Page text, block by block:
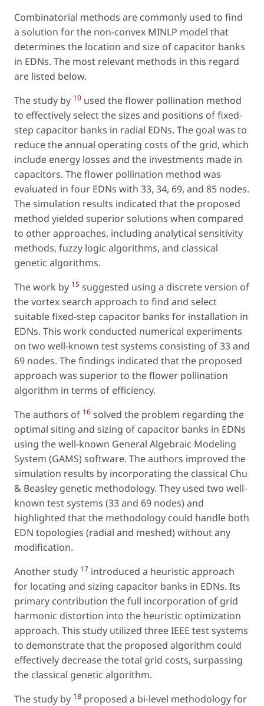
Combinatorial methods are commonly used to find
a solution for the non-convex MINLP model that
determines the location and size of capacitor banks
in EDNs. The most relevant methods in this regard
are listed below.
The study by 10 used the flower pollination method
to effectively select the sizes and positions of fixed-
step capacitor banks in radial EDNs. The goal was to
reduce the annual operating costs of the grid, which
include energy losses and the investments made in
capacitors. The flower pollination method was
evaluated in four EDNs with 33, 34, 69, and 85 nodes.
The simulation results indicated that the proposed
method yielded superior solutions when compared
to other approaches, including analytical sensitivity
methods, fuzzy logic algorithms, and classical
genetic algorithms.
The work by 15 suggested using a discrete version of
the vortex search approach to find and select
suitable fixed-step capacitor banks for installation in
EDNs. This work conducted numerical experiments
on two well-known test systems consisting of 33 and
69 nodes. The findings indicated that the proposed
approach was superior to the flower pollination
algorithm in terms of efficiency.
The authors of 16 solved the problem regarding the
optimal siting and sizing of capacitor banks in EDNs
using the well-known General Algebraic Modeling
System (GAMS) software. The authors improved the
simulation results by incorporating the classical Chu
& Beasley genetic methodology. They used two well-
known test systems (33 and 69 nodes) and
highlighted that the methodology could handle both
EDN topologies (radial and meshed) without any
modification.
Another study 17 introduced a heuristic approach
for locating and sizing capacitor banks in EDNs. Its
primary contribution the full incorporation of grid
harmonic distortion into the heuristic optimization
approach. This study utilized three IEEE test systems
to demonstrate that the proposed algorithm could
effectively decrease the total grid costs, surpassing
the classical genetic algorithm.
The study by 18 proposed a bi-level methodology for